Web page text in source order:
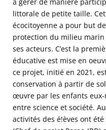
littorale de petite taille.
écocitoyenne a pour but
protection du milieu
ses acteurs. C’est la
éducative est mise en
ce projet, initié en 2021,
conservation à partir de
œuvre par les enfants
entre science et société.
activités des é!èves ont